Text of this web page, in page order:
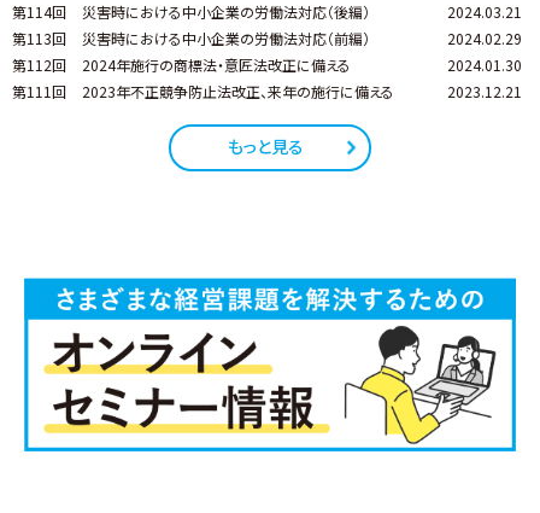
第114回
災害時における中小企業の労働法対応（後編）
2024.03.21
第113回
災害時における中小企業の労働法対応（前編）
2024.02.29
第112回
2024年施行の商標法・意匠法改正に備える
2024.01.30
第111回
2023年不正競争防止法改正、来年の施行に備える 2023.12.21
もっと見る